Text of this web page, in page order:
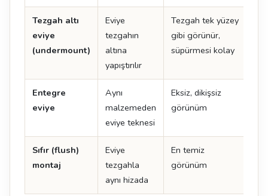
Tezgah altı
eviye
(undermount)
Eviye
tezgahın
altına
yapıştırılır
Tezgah tek yüzey
gibi görünür,
süpürmesi kolay
Entegre
eviye
Aynı
malzemeden
eviye teknesi
Eksiz, dikişsiz
görünüm
Sıfır (flush)
montaj
Eviye
tezgahla
aynı hizada
En temiz
görünüm